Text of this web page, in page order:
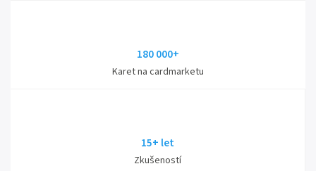
180 000+
Karet na cardmarketu
15+ let
Zkušeností